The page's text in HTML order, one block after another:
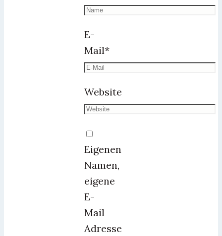
E-
Mail*
Website
Eigenen
Namen,
eigene
E-
Mail-
Adresse